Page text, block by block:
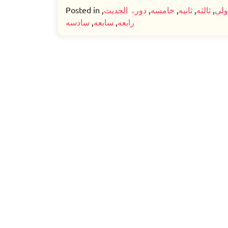
Posted in
ثالثه ثانیه خامسه دورۃ الحدیث
رابعه سابعه سادسه